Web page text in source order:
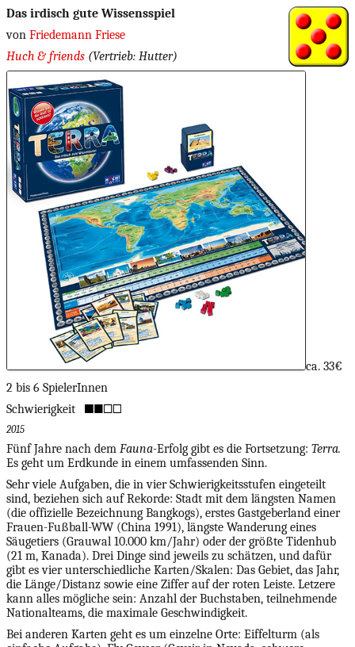
Das irdisch gute Wissensspiel
von Friedemann Friese
Huch & friends (Vertrieb: Hutter)
ca. 33€
2 bis 6 SpielerInnen
Schwierigkeit
2015
Fünf Jahre nach dem Fauna-Erfolg gibt es die Fortsetzung: Terra.
Es geht um Erdkunde in einem umfassenden Sinn.
Sehr viele Aufgaben, die in vier Schwierigkeitsstufen eingeteilt
sind, beziehen sich auf Rekorde: Stadt mit dem längsten Namen
(die offizielle Bezeichnung Bangkogs), erstes Gastgeberland einer
Frauen-Fußball-WW (China 1991), längste Wanderung eines
Säugetiers (Grauwal 10.000 km/Jahr) oder der größte Tidenhub
(21 m, Kanada). Drei Dinge sind jeweils zu schätzen, und dafür
gibt es vier unterschiedliche Karten/Skalen: Das Gebiet, das Jahr,
die Länge/Distanz sowie eine Ziffer auf der roten Leiste. Letzere
kann alles mögliche sein: Anzahl der Buchstaben, teilnehmende
Nationalteams, die maximale Geschwindigkeit.
Bei anderen Karten geht es um einzelne Orte: Eiffelturm (als